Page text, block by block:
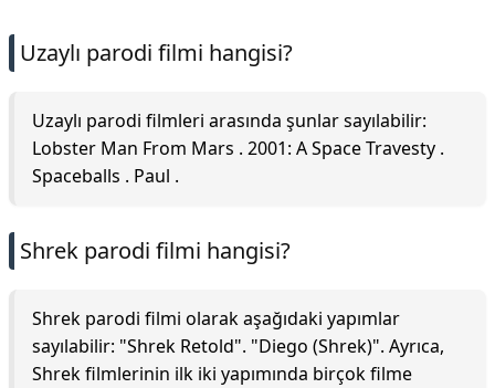
Uzaylı parodi filmi hangisi?
Uzaylı parodi filmleri arasında şunlar sayılabilir:
Lobster Man From Mars . 2001: A Space Travesty .
Spaceballs . Paul .
Shrek parodi filmi hangisi?
Shrek parodi filmi olarak aşağıdaki yapımlar
sayılabilir: "Shrek Retold". "Diego (Shrek)". Ayrıca,
Shrek filmlerinin ilk iki yapımında birçok filme